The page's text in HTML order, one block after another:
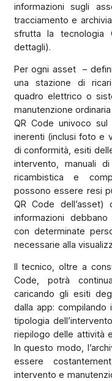
informazioni sugli
tracciamento e
sfrutta la tecnologia
dettagli).
Per ogni asset
–
una stazione di
quadro elettrico o
manutenzione
QR Code univoco
inerenti (inclusi foto e
di conformità, esiti
intervento, manuali
ricambistica e
possono essere resi
QR Code
informazioni
con determinate
necessarie alla
Il tecnico, oltre a
Code, potrà
caricando gli esiti
dalla app: compilando
tipologia
riepilogo delle attività
In questo modo,
essere
intervento e